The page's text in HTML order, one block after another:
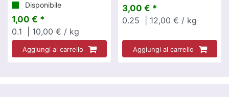
Disponibile
1,00 € *
0.1
| 10,00 € / kg
Aggiungi al carrello
3,00 € *
0.25
| 12,00 € / kg
Aggiungi al carrello